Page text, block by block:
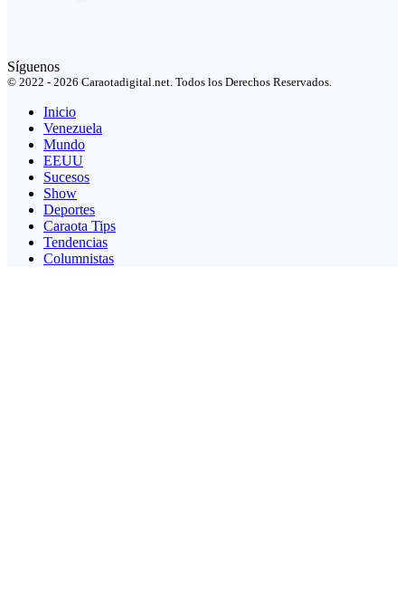
Síguenos
© 2022 - 2026 Caraotadigital.net. Todos los Derechos Reservados.
Inicio
Venezuela
Mundo
EEUU
Sucesos
Show
Deportes
Caraota Tips
Tendencias
Columnistas